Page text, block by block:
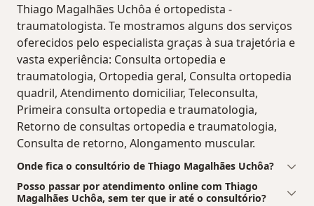
Thiago Magalhães Uchôa é ortopedista -
traumatologista. Te mostramos alguns dos serviços
oferecidos pelo especialista graças à sua trajetória e
vasta experiência: Consulta ortopedia e
traumatologia, Ortopedia geral, Consulta ortopedia
quadril, Atendimento domiciliar, Teleconsulta,
Primeira consulta ortopedia e traumatologia,
Retorno de consultas ortopedia e traumatologia,
Consulta de retorno, Alongamento muscular.
Onde fica o consultório de Thiago Magalhães Uchôa?
Posso passar por atendimento online com Thiago
Magalhães Uchôa, sem ter que ir até o consultório?